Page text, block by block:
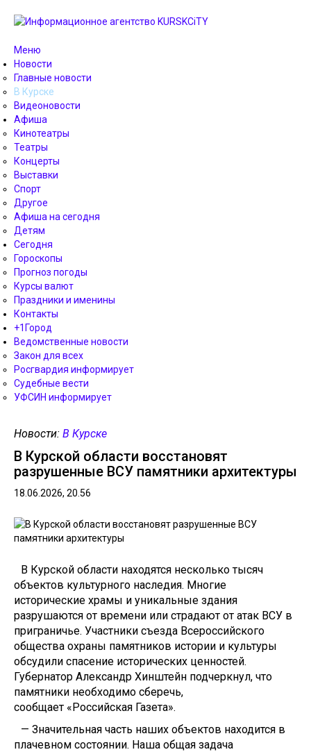
Меню
Новости
Главные новости
В Курске
Видеоновости
Афиша
Кинотеатры
Театры
Концерты
Выставки
Спорт
Другое
Афиша на сегодня
Детям
Сегодня
Гороскопы
Прогноз погоды
Курсы валют
Праздники и именины
Контакты
+1Город
Ведомственные новости
Закон для всех
Росгвардия информирует
Судебные вести
УФСИН информирует
Новости: В Курске
В Курской области восстановят
разрушенные ВСУ памятники архитектуры
18.06.2026, 20.56
В Курской области находятся несколько тысяч
объектов культурного наследия. Многие
исторические храмы и уникальные здания
разрушаются от времени или страдают от атак ВСУ в
приграничье. Участники съезда Всероссийского
общества охраны памятников истории и культуры
обсудили спасение исторических ценностей.
Губернатор Александр Хинштейн подчеркнул, что
памятники необходимо сберечь,
сообщает «Российская Газета».
— Значительная часть наших объектов находится в
плачевном состоянии. Наша общая задача